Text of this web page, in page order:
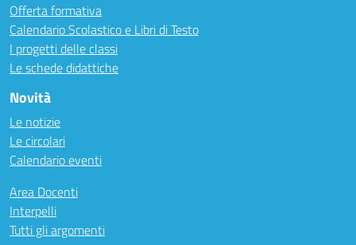
Offerta formativa
Calendario Scolastico e Libri di Testo
I progetti delle classi
Le schede didattiche
Novità
Le notizie
Le circolari
Calendario eventi
Area Docenti
Interpelli
Tutti gli argomenti